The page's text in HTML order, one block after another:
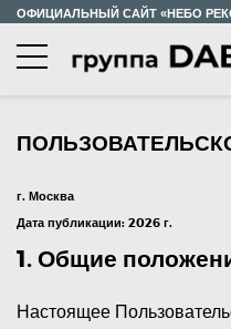
ОФИЦИАЛЬНЫЙ САЙТ «НЕБО
г. Москва
Дата публикации: 2026 г.
1. Общие
Настоящее